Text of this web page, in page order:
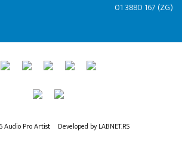
01 3880 167 (ZG)
Audio Pro Artist Developed by LABNET.RS